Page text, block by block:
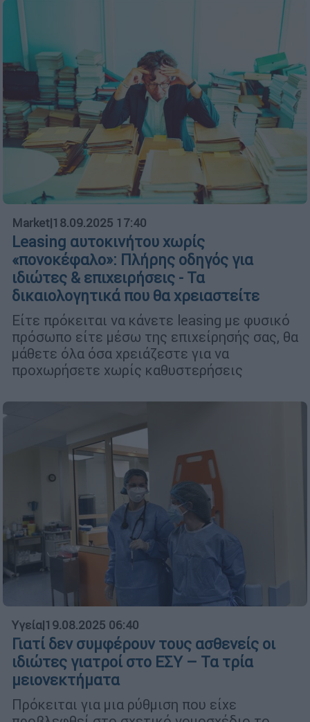
Market|18.09.2025 17:40
Leasing αυτοκινήτου χωρίς
«πονοκέφαλο»: Πλήρης οδηγός για
ιδιώτες & επιχειρήσεις - Τα
δικαιολογητικά που θα χρειαστείτε
Είτε πρόκειται να κάνετε leasing με φυσικό
πρόσωπο είτε μέσω της επιχείρησής σας, θα
μάθετε όλα όσα χρειάζεστε για να
προχωρήσετε χωρίς καθυστερήσεις
Υγεία|19.08.2025 06:40
Γιατί δεν συμφέρουν τους ασθενείς οι
ιδιώτες γιατροί στο ΕΣΥ – Τα τρία
μειονεκτήματα
Πρόκειται για μια ρύθμιση που είχε